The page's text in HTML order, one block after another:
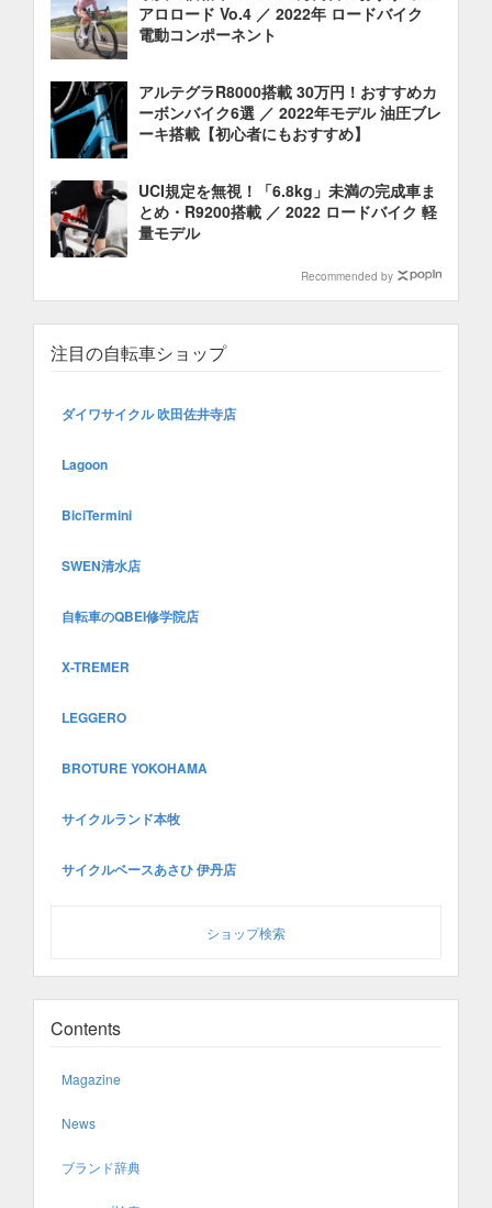
アロロード Vo.4 ／ 2022年 ロードバイク
電動コンポーネント
アルテグラR8000搭載 30万円！おすすめカ
ーボンバイク6選 ／ 2022年モデル 油圧ブレ
ーキ搭載【初心者にもおすすめ】
UCI規定を無視！「6.8kg」未満の完成車ま
とめ・R9200搭載 ／ 2022 ロードバイク 軽
量モデル
Recommended by
注目の自転車ショップ
ダイワサイクル 吹田佐井寺店
Lagoon
BiciTermini
SWEN清水店
自転車のQBEI修学院店
X-TREMER
LEGGERO
BROTURE YOKOHAMA
サイクルランド本牧
サイクルベースあさひ 伊丹店
ショップ検索
Contents
Magazine
News
ブランド辞典